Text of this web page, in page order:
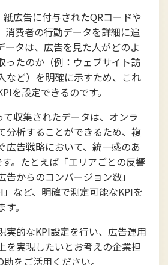
広告に付与されたQRコードや
消費者の行動データを詳細に追
ータは、広告を見た人がどのよ
ったのか（例：ウェブサイト訪
など）を明確に示すため、これ
を設定できるのです。
て収集されたデータは、オンラ
分析することができるため、複
広告戦略において、統一感のあ
。たとえば「エリアごとの反響
からのコンバージョン数」
」など、明確で測定可能なKPIを
。
実的なKPI設定を行い、広告運用
を実現したいとお考えの企業担
をご活用ください。